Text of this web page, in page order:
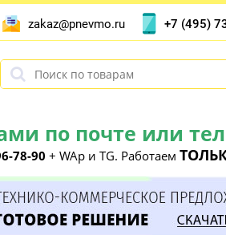
по почте или
78-90 + WAp и TG. Работаем
zakaz@pnevmo.ru +7 (495)